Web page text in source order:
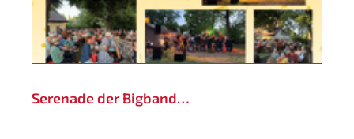
Serenade der Bigband…